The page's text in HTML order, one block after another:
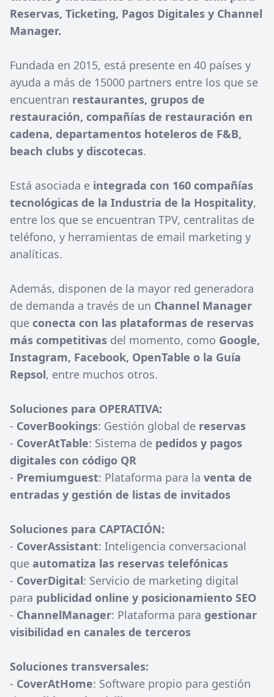
Reservas, Ticketing, Pagos Digitales y Channel
Manager.
Fundada en 2015, está presente en 40 países y
ayuda a más de 15000 partners entre los que se
encuentran restaurantes, grupos de
restauración, compañías de restauración en
cadena, departamentos hoteleros de F&B,
beach clubs y discotecas.
Está asociada e integrada con 160 compañías
tecnológicas de la Industria de la Hospitality,
entre los que se encuentran TPV, centralitas de
teléfono, y herramientas de email marketing y
analíticas.
Además, disponen de la mayor red generadora
de demanda a través de un Channel Manager
que conecta con las plataformas de reservas
más competitivas del momento, como Google,
Instagram, Facebook, OpenTable o la Guía
Repsol, entre muchos otros.
Soluciones para OPERATIVA:
- CoverBookings: Gestión global de reservas
- CoverAtTable: Sistema de pedidos y pagos
digitales con código QR
- Premiumguest: Plataforma para la venta de
entradas y gestión de listas de invitados
Soluciones para CAPTACIÓN:
- CoverAssistant: Inteligencia conversacional
que automatiza las reservas telefónicas
- CoverDigital: Servicio de marketing digital
para publicidad online y posicionamiento SEO
- ChannelManager: Plataforma para gestionar
visibilidad en canales de terceros
Soluciones transversales:
- CoverAtHome: Software propio para gestión